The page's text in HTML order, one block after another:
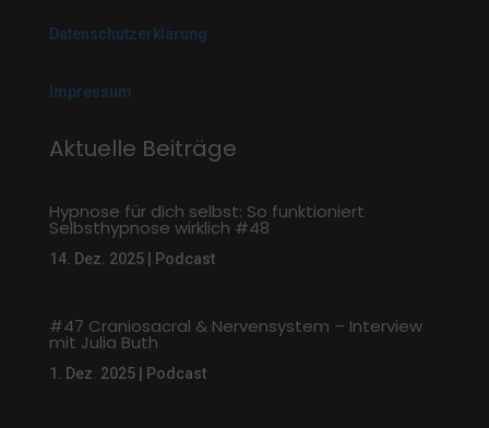
Datenschutzerklärung
Impressum
Aktuelle Beiträge
Hypnose für dich selbst: So funktioniert
Selbsthypnose wirklich #48
14. Dez. 2025| Podcast
#47 Craniosacral & Nervensystem – Interview
mit Julia Buth
1. Dez. 2025| Podcast